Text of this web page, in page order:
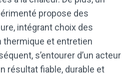
propose des
intégrant choix des
thermique et entretien
s’entourer d’un acteur
résultat fiable, durable et